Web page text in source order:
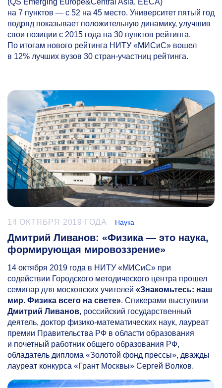
на 7 пунктов — с 52 на 45 место. Университет пятый год
подряд показывает положительную динамику, улучшив
свои позиции с 2015 года на 30 пунктов рейтинга.
По итогам нового рейтинга НИТУ «МИСиС» вошел
в 12% лучших вузов 30 стран-участниц рейтинга.
14 ОКТЯБРЯ 2019 ГОДА Наука
Дмитрий Ливанов: «Физика — это наука,
формирующая мировоззрение»
14 октября 2019 года в НИТУ «МИСиС» при
содействии Городского методического центра прошел
семинар для московских учителей «Знакомьтесь: наш
мир. Физика всего на свете». Спикерами выступили
Дмитрий Ливанов, российский государственный
деятель, доктор физико-математических наук, лауреат
премии Правительства РФ в области образования
и почетный работник общего образования РФ,
обладатель диплома «Золотой фонд прессы», дважды
лауреат конкурса «Грант Москвы» Сергей Волков.